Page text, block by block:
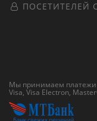
ПОСЕТИТЕЛЕЙ
Мы принимаем платежи
Visa, Visa Electron,